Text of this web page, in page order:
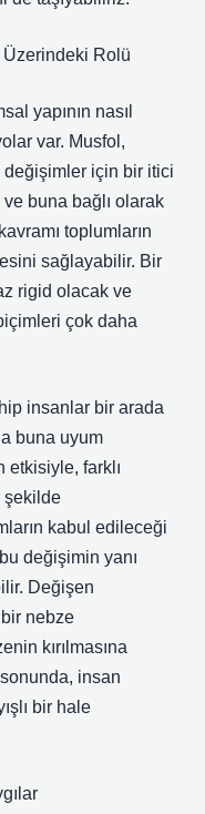
Üzerindeki Rolü
yapının nasıl
var. Musfol,
için bir itici
buna bağlı olarak
toplumların
sağlayabilir. Bir
rigid olacak ve
çok daha
insanlar bir arada
buna uyum
etkisiyle, farklı
şekilde
kabul edileceği
değişimin yanı
Değişen
nebze
kırılmasına
insan
bir hale